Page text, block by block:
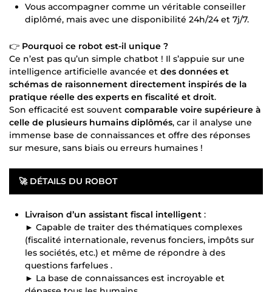
Vous accompagner comme un véritable conseiller
diplômé, mais avec une disponibilité 24h/24 et 7j/7.
👉 Pourquoi ce robot est-il unique ?
Ce n’est pas qu’un simple chatbot ! Il s’appuie sur une
intelligence artificielle avancée et des données et
schémas de raisonnement directement inspirés de la
pratique réelle des experts en fiscalité et droit.
Son efficacité est souvent comparable voire supérieure à
celle de plusieurs humains diplômés, car il analyse une
immense base de connaissances et offre des réponses
sur mesure, sans biais ou erreurs humaines !
🚀 DÉTAILS DU ROBOT
Livraison d’un assistant fiscal intelligent :
► Capable de traiter des thématiques complexes
(fiscalité internationale, revenus fonciers, impôts sur
les sociétés, etc.) et même de répondre à des
questions farfelues .
► La base de connaissances est incroyable et